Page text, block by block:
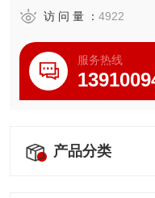
访 问 量 ： 4922
服务热线
产品分类